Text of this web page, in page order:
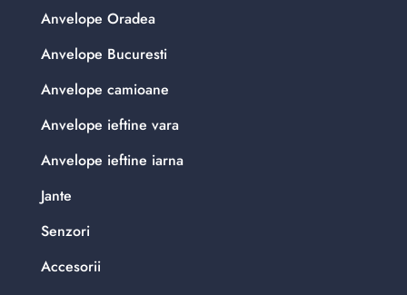
Anvelope Oradea
Anvelope Bucuresti
Anvelope camioane
Anvelope ieftine vara
Anvelope ieftine iarna
Jante
Senzori
Accesorii